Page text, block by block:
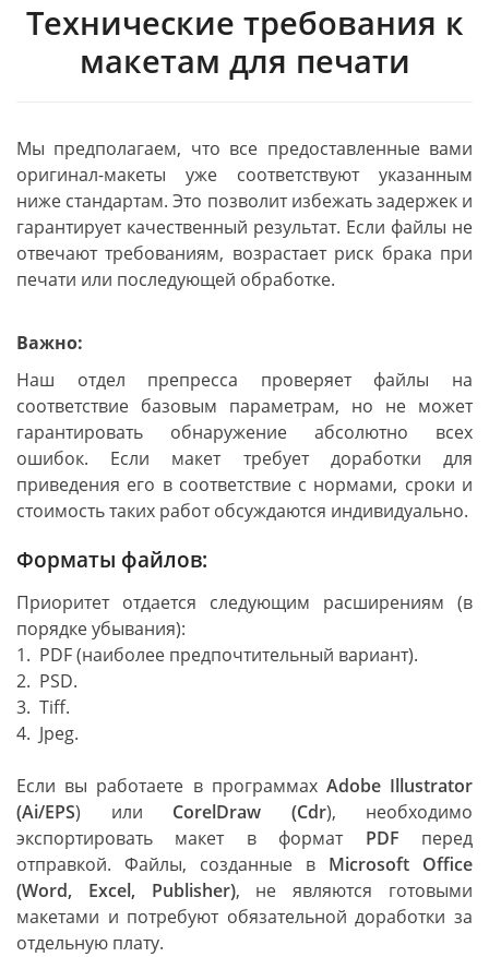
Технические требования к
макетам для печати
Мы предполагаем, что все предоставленные вами
оригинал-макеты уже соответствуют указанным
ниже стандартам. Это позволит избежать задержек и
гарантирует качественный результат. Если файлы не
отвечают требованиям, возрастает риск брака при
печати или последующей обработке.
Важно:
Наш отдел препресса проверяет файлы на
соответствие базовым параметрам, но не может
гарантировать обнаружение абсолютно всех
ошибок. Если макет требует доработки для
приведения его в соответствие с нормами, сроки и
стоимость таких работ обсуждаются индивидуально.
Форматы файлов:
Приоритет отдается следующим расширениям (в
порядке убывания):
1. PDF (наиболее предпочтительный вариант).
2. PSD.
3. Tiff.
4. Jpeg.
Если вы работаете в программах Adobe Illustrator
(Ai/EPS) или CorelDraw (Cdr), необходимо
экспортировать макет в форматPDF перед
отправкой. Файлы, созданные в Microsoft Office
(Word, Excel, Publisher), не являются готовыми
макетами и потребуют обязательной доработки за
отдельную плату.